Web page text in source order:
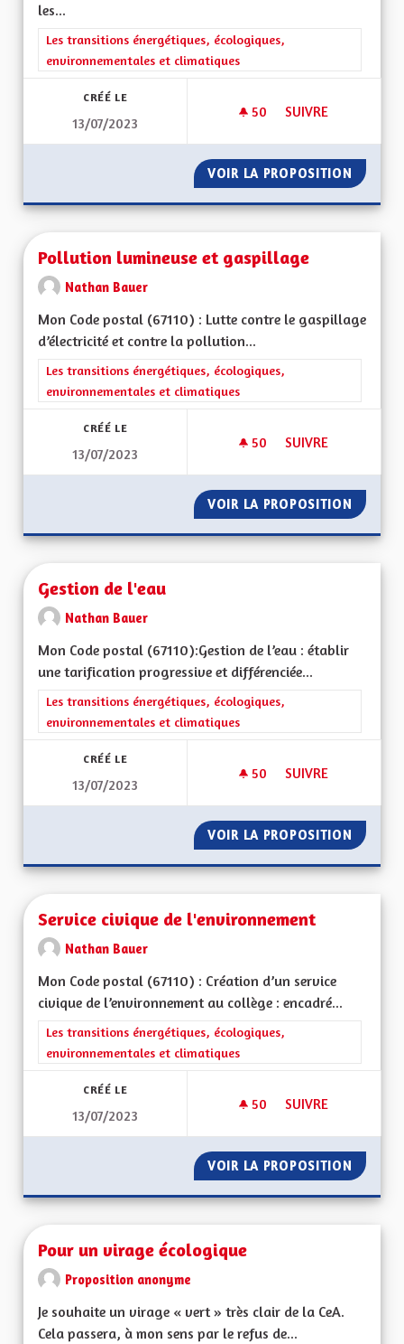
les...
Filtrer les résultats de la catégorie : Les transitions
Les transitions énergétiques, écologiques,
environnementales et climatiques
CRÉÉ LE
13/07/2023
50 50 ABONNÉS
SUIVRE
VOIR LA PROPOSITION
Pollution lumineuse et gaspillage
Nathan Bauer
Mon Code postal (67110) : Lutte contre le gaspillage
d’électricité et contre la pollution...
Filtrer les résultats de la catégorie : Les transitions
Les transitions énergétiques, écologiques,
environnementales et climatiques
CRÉÉ LE
13/07/2023
50 50 ABONNÉS
SUIVRE
VOIR LA PROPOSITION
Gestion de l'eau
Nathan Bauer
Mon Code postal (67110):Gestion de l’eau : établir
une tarification progressive et différenciée...
Filtrer les résultats de la catégorie : Les transitions
Les transitions énergétiques, écologiques,
environnementales et climatiques
CRÉÉ LE
13/07/2023
50 50 ABONNÉS
SUIVRE
VOIR LA PROPOSITION
Service civique de l'environnement
Nathan Bauer
Mon Code postal (67110) : Création d’un service
civique de l’environnement au collège : encadré...
Filtrer les résultats de la catégorie : Les transitions
Les transitions énergétiques, écologiques,
environnementales et climatiques
CRÉÉ LE
13/07/2023
50 50 ABONNÉS
SUIVRE
VOIR LA PROPOSITION
Pour un virage écologique
Proposition anonyme
Je souhaite un virage « vert » très clair de la CeA.
Cela passera, à mon sens par le refus de...